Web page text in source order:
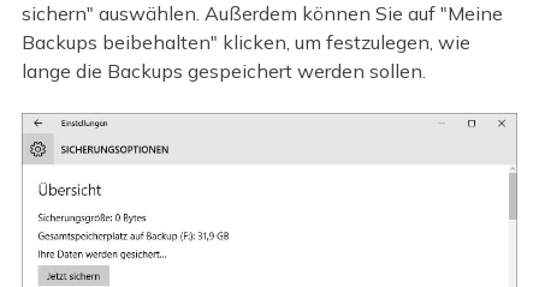
sichern" auswählen. Außerdem können Sie auf "Meine
Backups beibehalten" klicken, um festzulegen, wie
lange die Backups gespeichert werden sollen.